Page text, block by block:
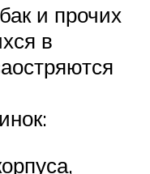
и прочих
в